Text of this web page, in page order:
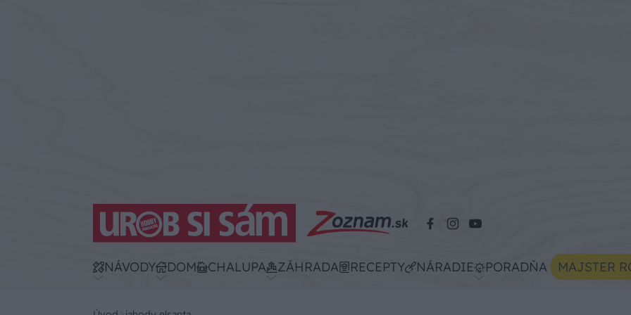
NÁVODY DOM CHALUPA ZÁHRADA RECEPTY NÁRADIE PORADŇA MAJSTER